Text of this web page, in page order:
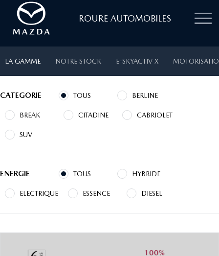
ROURE AUTOMOBILES
LA GAMME NOTRE STOCK E-SKYACTIV X
CATEGORIE TOUS BERLINE
BREAK CITADINE CABRIOLET
SUV
ENERGIE TOUS HYBRIDE
ELECTRIQUE ESSENCE DIESEL
DÉCOUVREZ LA GAMME
MAZDA